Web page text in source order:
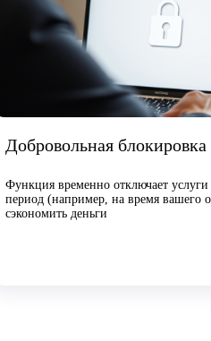
Добровольная блокировка
Функция временно отключает
период (например, на время вашего
сэкономить деньги